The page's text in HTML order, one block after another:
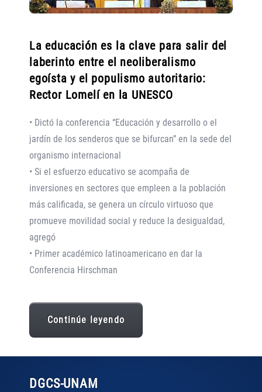
La educación es la clave para salir del
laberinto entre el neoliberalismo
egoísta y el populismo autoritario:
Rector Lomelí en la UNESCO
• Dictó la conferencia “Educación y desarrollo o el
jardín de los senderos que se bifurcan” en la sede del
organismo internacional
• Si el esfuerzo educativo se acompaña de
inversiones en sectores que empleen a la población
más calificada, se genera un círculo virtuoso que
promueve movilidad social y reduce la desigualdad,
agregó
• Primer académico latinoamericano en dar la
Conferencia Hirschman
Continúe leyendo
DGCS-UNAM